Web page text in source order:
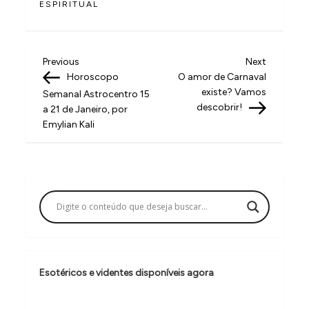
ESPIRITUAL
N
a
v
e
ç
ã
d
Previous
Post
Previous
Horoscopo
Semanal Astrocentro 15
a 21 de Janeiro, por
Emylian Kali
Next
Post
Next
O amor de Carnaval
existe? Vamos
descobrir!
Esotéricos e videntes disponíveis agora